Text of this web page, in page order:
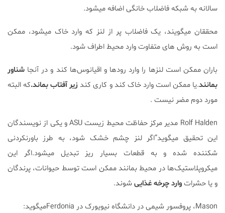
سالانه به شبکه فاضلاب خانگی اضافه میشود.
محققان میگویند، یک فاضلاب پر از لنز که وارد خاک میشود، ممکن
است به روش های متفاوت وارد محیط اطراف شود.
باران ممکن است لنزها را وارد رودها و اقیانوس‌ها کند و در آنجا شناور
بمانند.یا ممکن است وارد خاک کند و کاری کند زیر آفتاب بماند.که البته
مورد دوم مضر نیست .
Rolf Halden مدیر مرکز حفاظت محیط زیست ASU و یکی از نویسندگان
این تحقیق میگوید”اگر لنز چشم خشک شود، به طرز باورنکردنی
شکننده شده و به قطعات بسیار ریز تبدیل میشود.اگر این
میکروپلاستیک‌ها در محیط بمانند ممکن است توسط حیوانات، پرندگان
و یا حشراتوارد چرخه غذاییشوند.
Mason، پروفسور شیمی در دانشگاه نیویورک در Ferdoniaمیگوید: